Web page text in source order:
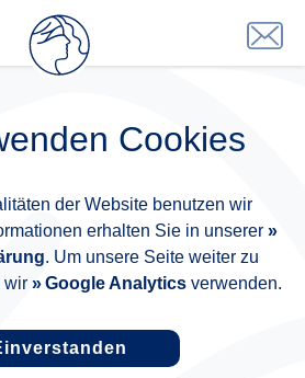
Cookies
der Website benutzen wir
erhalten Sie in unserer
. Um unsere Seite weiter zu
wir
Google Analyticsverwenden.